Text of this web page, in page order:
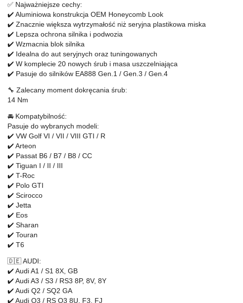
✅ Najważniejsze cechy:
✔️ Aluminiowa konstrukcja OEM Honeycomb Look
✔️ Znacznie większa wytrzymałość niż seryjna plastikowa miska
✔️ Lepsza ochrona silnika i podwozia
✔️ Wzmacnia blok silnika
✔️ Idealna do aut seryjnych oraz tuningowanych
✔️ W komplecie 20 nowych śrub i masa uszczelniająca
✔️ Pasuje do silników EA888 Gen.1 / Gen.3 / Gen.4
🔧 Zalecany moment dokręcania śrub:
14 Nm
🚘 Kompatybilność:
Pasuje do wybranych modeli:
✔️ VW Golf VI / VII / VIII GTI / R
✔️ Arteon
✔️ Passat B6 / B7 / B8 / CC
✔️ Tiguan I / II / III
✔️ T-Roc
✔️ Polo GTI
✔️ Scirocco
✔️ Jetta
✔️ Eos
✔️ Sharan
✔️ Touran
✔️ T6
🇩🇪 AUDI:
✔️ Audi A1 / S1 8X, GB
✔️ Audi A3 / S3 / RS3 8P, 8V, 8Y
✔️ Audi Q2 / SQ2 GA
✔️ Audi Q3 / RS Q3 8U, F3, FJ